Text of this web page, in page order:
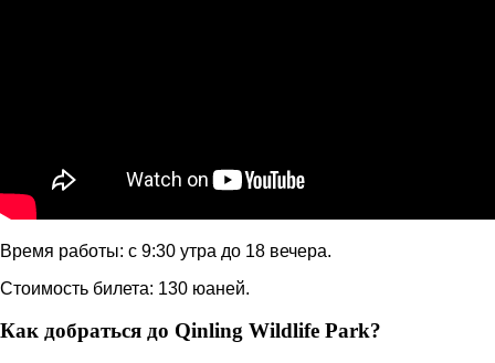
Время работы: с 9:30 утра до 18 вечера.
Стоимость билета: 130 юаней.
Как добраться до Qinling Wildlife Park?